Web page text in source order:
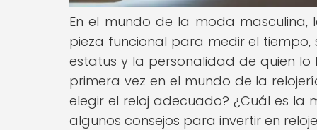
En el mundo de la moda masculina,
pieza funcional para medir el
estatus y la personalidad de quien
primera vez en el mundo de la
elegir el reloj adecuado? ¿Cuál es la
algunos consejos para invertir en